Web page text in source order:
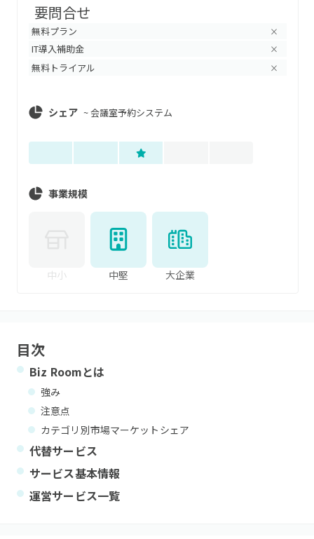
要問合せ
無料プラン ×
IT導入補助金 ×
無料トライアル ×
シェア ~会議室予約システム
事業規模
中小 中堅 大企業
目次
Biz Roomとは
強み
注意点
カテゴリ別市場マーケットシェア
代替サービス
サービス基本情報
運営サービス一覧